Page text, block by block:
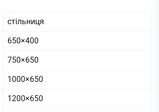
стільниця
650×400
750×650
1000×650
1200×650